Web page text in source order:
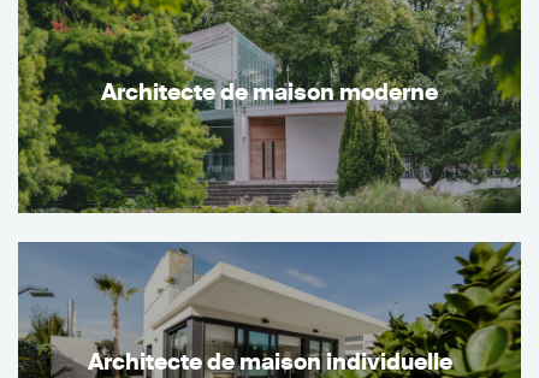
Architecte de maison moderne
Architecte de maison individuelle